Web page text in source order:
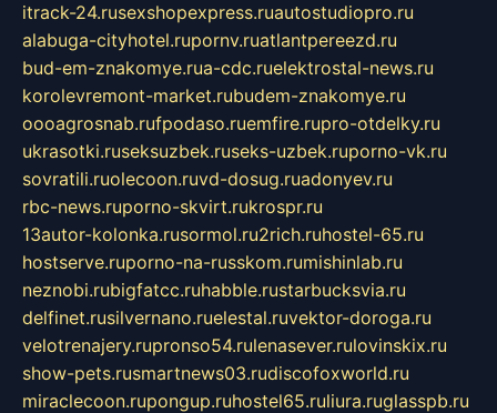
itrack-24.rusexshopexpress.ruautostudiopro.ru
alabuga-cityhotel.rupornv.ruatlantpereezd.ru
bud-em-znakomye.rua-cdc.ruelektrostal-news.ru
korolevremont-market.rubudem-znakomye.ru
oooagrosnab.rufpodaso.ruemfire.rupro-otdelky.ru
ukrasotki.ruseksuzbek.ruseks-uzbek.ruporno-vk.ru
sovratili.ruolecoon.ruvd-dosug.ruadonyev.ru
rbc-news.ruporno-skvirt.rukrospr.ru
13autor-kolonka.rusormol.ru2rich.ruhostel-65.ru
hostserve.ruporno-na-russkom.rumishinlab.ru
neznobi.rubigfatcc.ruhabble.rustarbucksvia.ru
delfinet.rusilvernano.ruelestal.ruvektor-doroga.ru
velotrenajery.rupronso54.rulenasever.rulovinskix.ru
show-pets.rusmartnews03.rudiscofoxworld.ru
miraclecoon.rupongup.ruhostel65.ruliura.ruglasspb.ru